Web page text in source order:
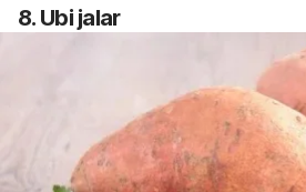
8. Ubi jalar